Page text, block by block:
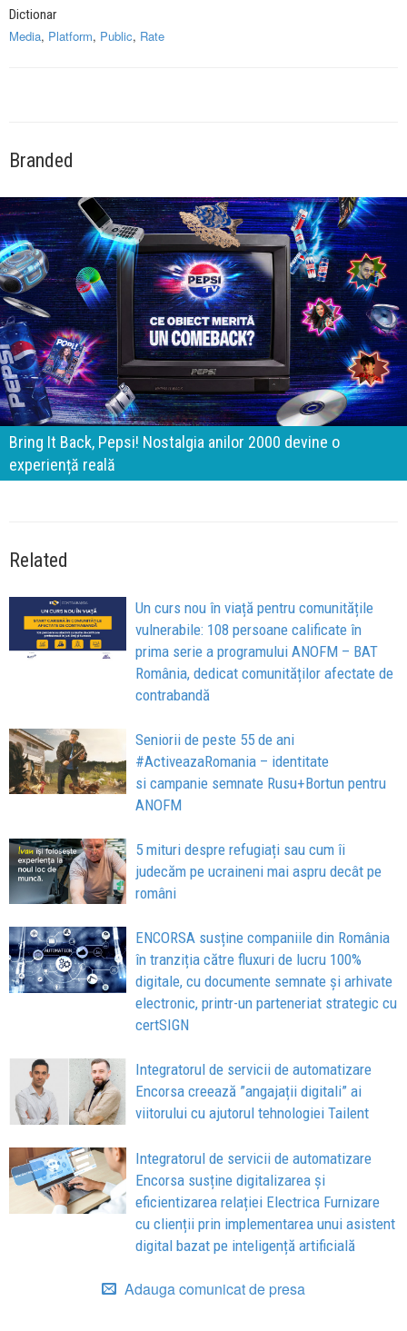
Dictionar
Media, Platform, Public, Rate
Branded
Bring It Back, Pepsi! Nostalgia anilor 2000 devine o
experiență reală
Related
Un curs nou în viață pentru comunitățile
vulnerabile: 108 persoane calificate în
prima serie a programului ANOFM – BAT
România, dedicat comunităților afectate de
contrabandă
Seniorii de peste 55 de ani
#ActiveazaRomania – identitate
si campanie semnate Rusu+Bortun pentru
ANOFM
5 mituri despre refugiați sau cum îi
judecăm pe ucraineni mai aspru decât pe
români
ENCORSA susține companiile din România
în tranziția către fluxuri de lucru 100%
digitale, cu documente semnate și arhivate
electronic, printr-un parteneriat strategic cu
certSIGN
Integratorul de servicii de automatizare
Encorsa creează ”angajații digitali” ai
viitorului cu ajutorul tehnologiei Tailent
Integratorul de servicii de automatizare
Encorsa susține digitalizarea și
eficientizarea relației Electrica Furnizare
cu clienții prin implementarea unui asistent
digital bazat pe inteligență artificială
Adauga comunicat de presa